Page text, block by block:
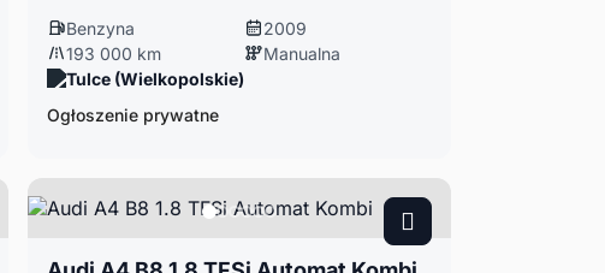
Benzyna
2009
193 000 km
Manualna
Tulce (Wielkopolskie)
Ogłoszenie prywatne